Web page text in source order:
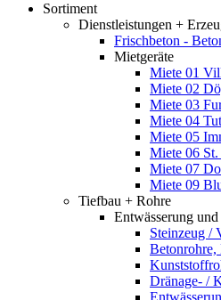
Sortiment
Dienstleistungen +
Frischbeton -
Mietgeräte
Miete 01
Miete 02
Miete 03
Miete 04
Miete 05
Miete 06 St.
Miete 07
Miete 09
Tiefbau + Rohre
Entwässerung
Steinzeug /
Betonrohre,
Dränage- /